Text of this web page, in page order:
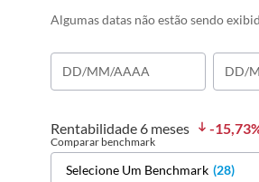
Algumas datas não estão sendo
Rentabilidade 6 meses -15,73
Comparar benchmark
Selecione Um Benchmark (28)